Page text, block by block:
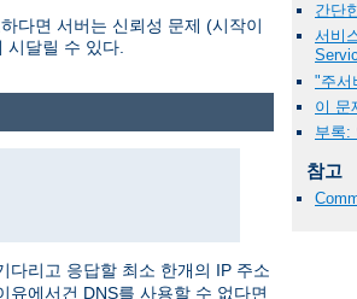
다면 서버는 신뢰성 문제 (시작이
시달릴 수 있다.
간단
서비
"주서
이 문
부록:
참고
다리고 응답할 최소 한개의 IP 주소
유에서건 DNS를 사용할 수 없다면